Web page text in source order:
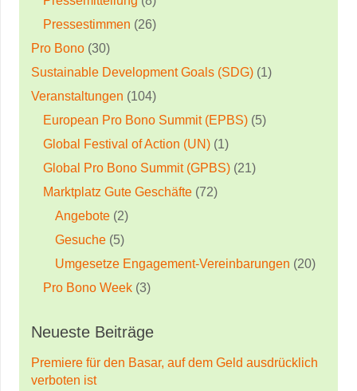
Pressestimmen (26)
Pro Bono (30)
Sustainable Development Goals (SDG) (1)
Veranstaltungen (104)
European Pro Bono Summit (EPBS) (5)
Global Festival of Action (UN) (1)
Global Pro Bono Summit (GPBS) (21)
Marktplatz Gute Geschäfte (72)
Angebote (2)
Gesuche (5)
Umgesetze Engagement-Vereinbarungen (20)
Pro Bono Week (3)
Neueste Beiträge
Premiere für den Basar, auf dem Geld ausdrücklich
verboten ist